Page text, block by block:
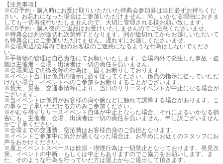
【注意事項】
※CD予約・購入時にお受け取りいただいた特典会参加券は当日必ずお持ちくだ
さい。お忘れになった場合はご参加いただけません。尚、いかなる理由におきま
しても一切再発行いたしませんので、大切に管理される様お願い致します。
※CD予約・購入後のご返品はお受けいたしませんのでご注意くださいませ。
※特典会は列が途切れ次第終了となります。列が途切れてからお越しいただいて
も特典会にはご参加いただけません。遅れずにお越しくださいませ。
※会場周辺/会場内で他のお客様のご迷惑になるような行為はしないでくださ
い。
※手荷物の管理は自己責任にてお願いいたします。会場内外で発生した事故・盗
難は主催者・会場・出演者は一切の責任を負いません。
※会場周辺での徹夜等の行為は、固くお断りしております。
※イベント当日は係員の指示に必ず従ってください。係員の指示に従っていただ
けない場合、イベントへのご参加をお断りすることがございます。
※荒天、災害、交通事情等により、当日のリリースイベントが中止になる場合が
ございます。
※当イベントは係員がお客様の肩や腕などに触れて誘導する場合があります。こ
の事をご了承いただける方のみご参加ください。
※やむを得ずリリースイベント自体が中止となった場合、それによるいかなる損
害にも、主催者、会場、出演者は一切の責任を負いません。申し訳ございません
がご了承ください。
※会場までの交通費、宿泊費はお客様自身のご負担となります。
※イベントご参加中に気分が悪くなった場合は、お早めにお近くのスタッフにお
声をおかけください。
※屋上イベントスペースは飲酒・喫煙行為は一切禁止となっております。発見次
第、イベントの中断、もしくは中止もありますのでご協力をお願いします。ま
た、そのような行為を行っていた方は屋上からご退出して頂きます。